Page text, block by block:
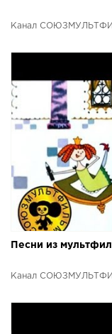
Канал
Песни из
Канал